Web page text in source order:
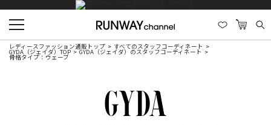
レディースファッション通販トップ すべてのスタッフコーディネート
GYDA（ジェイダ）TOP GYDA（ジェイダ）のスタッフコーディネート
骨格タイプ：ウェーブ